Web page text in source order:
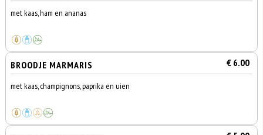
met kaas, ham en ananas
BROODJE MARMARIS € 6.00
met kaas, champignons, paprika en uien